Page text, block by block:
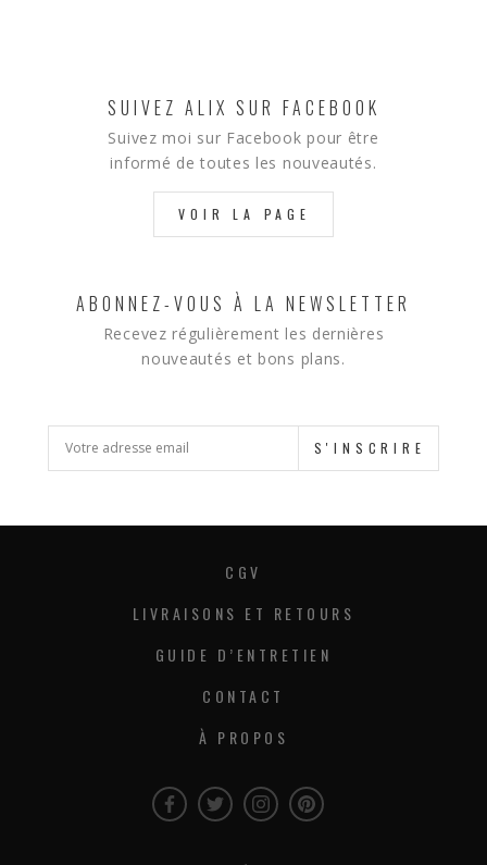
SUIVEZ ALIX SUR FACEBOOK
Suivez moi sur Facebook pour être
informé de toutes les nouveautés.
VOIR LA PAGE
ABONNEZ-VOUS À LA NEWSLETTER
Recevez régulièrement les dernières
nouveautés et bons plans.
S'INSCRIRE
CGV
LIVRAISONS ET RETOURS
GUIDE D’ENTRETIEN
CONTACT
À PROPOS
FacebookTwitterInstagramInstagram